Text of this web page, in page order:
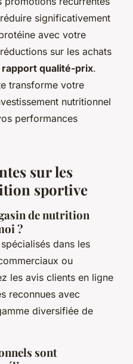
significativement
avec votre
sur les achats
rapport qualité-prix.
transforme votre
nutritionnel
performances
sur les
sportive
de nutrition
?
dans les
ou
les avis clients en ligne
reconnues avec
diversifiée de
sont